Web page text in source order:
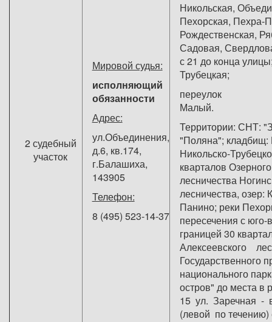
2 судебный
участок
Мировой судья:
исполняющий
обязанности
Адрес:
ул.Объединения,
д.6, кв.174,
г.Балашиха,
143905
Телефон:
8 (495) 523-14-37
Никольская,
Пехорская, Пехра-
Рождественская,
Садовая,
с 21 до конца
Трубецкая;
переулок
Территории: СНТ:
"Поляна"; кладбищ:
Никольско-
кварталов
лесничества
лесничества, озер:
Панино; реки
пересечения с юго-
границей 30
Алексеевского
Государственного
национального
остров" до места в
15 ул. Заречная -
(левой по течению)